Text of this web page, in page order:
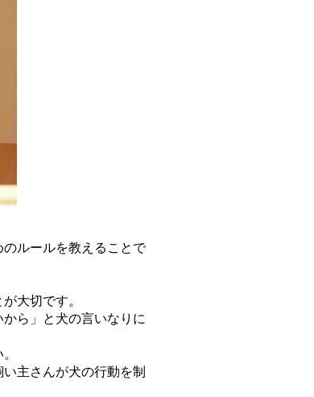
のルールを教えることで
大切です。
ら」と犬の言いなりに
主さんが犬の行動を制